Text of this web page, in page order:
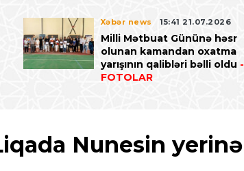
Xəbər news 15:41 21.07.2026
Milli Mətbuat Gününə həsr
olunan kamandan oxatma
yarışının qalibləri bəlli oldu -
FOTOLAR
Nunesin yerinə